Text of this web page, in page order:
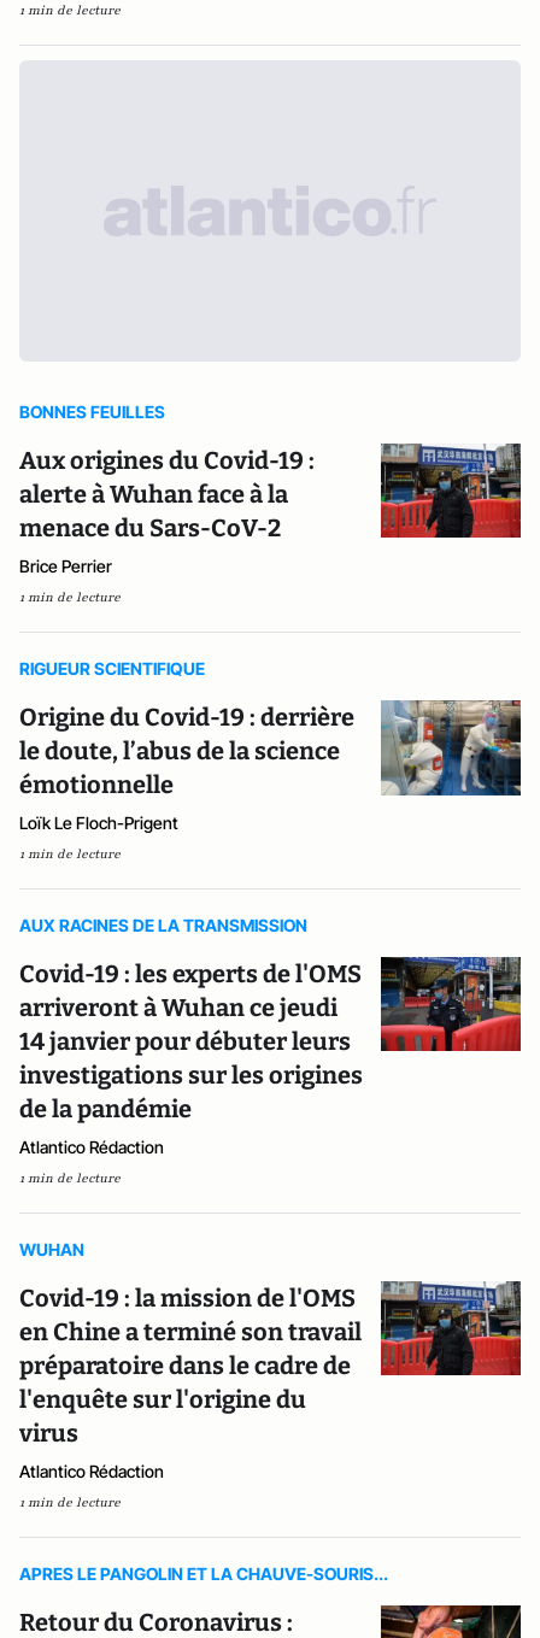
1 min de lecture
BONNES FEUILLES
Aux origines du Covid-19 :
alerte à Wuhan face à la
menace du Sars-CoV-2
Brice Perrier
1 min de lecture
RIGUEUR SCIENTIFIQUE
Origine du Covid-19 : derrière
le doute, l’abus de la science
émotionnelle
Loïk Le Floch-Prigent
1 min de lecture
AUX RACINES DE LA TRANSMISSION
Covid-19 : les experts de l'OMS
arriveront à Wuhan ce jeudi
14 janvier pour débuter leurs
investigations sur les origines
de la pandémie
Atlantico Rédaction
1 min de lecture
WUHAN
Covid-19 : la mission de l'OMS
en Chine a terminé son travail
préparatoire dans le cadre de
l'enquête sur l'origine du
virus
Atlantico Rédaction
1 min de lecture
APRES LE PANGOLIN ET LA CHAUVE-SOURIS...
Retour du Coronavirus :